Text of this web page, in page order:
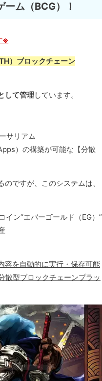
ム（BCG）！
※
）ブロックチェーン
して管理しています。
サリアム
）の構築が可能な【分散
ですが、このシステムは、
ン“エバーゴールド（EG）”
容を自動的に実行・保存可能
散型ブロックチェーンプラッ